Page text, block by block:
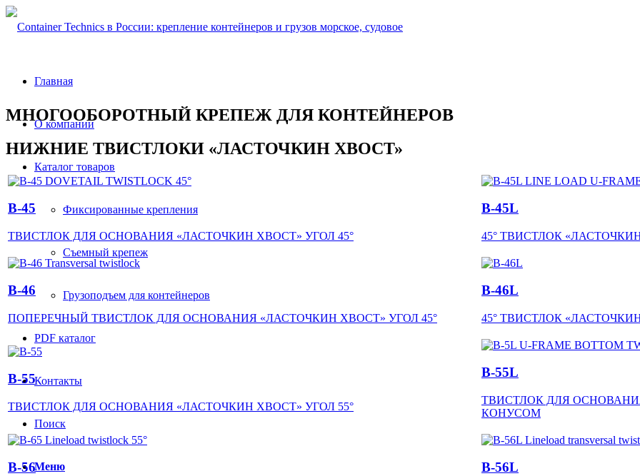
Главная
О компании
Каталог товаров
Фиксированные крепления
Съемный крепеж
Грузоподъем для контейнеров
PDF каталог
Контакты
Поиск
Меню
МНОГООБОРОТНЫЙ КРЕПЕЖ ДЛЯ КОНТЕЙНЕРОВ
НИЖНИЕ ТВИСТЛОКИ «ЛАСТОЧКИН ХВОСТ»
B-45
ТВИСТЛОК ДЛЯ ОСНОВАНИЯ «ЛАСТОЧКИН ХВОСТ» УГОЛ 45°
B-45L
45° ТВИСТЛОК
B-46
ПОПЕРЕЧНЫЙ ТВИСТЛОК ДЛЯ ОСНОВАНИЯ «ЛАСТОЧКИН ХВОСТ» УГОЛ 45°
B-46L
45° ТВИСТЛОК
B-55
ТВИСТЛОК ДЛЯ ОСНОВАНИЯ «ЛАСТОЧКИН ХВОСТ» УГОЛ 55°
B-55L
ТВИСТЛОК ДЛЯ
КОНУСОМ
B-56 B-56L